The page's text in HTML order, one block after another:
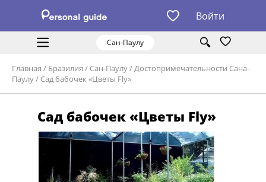
Войти
Сан-Паулу
Главная / Бразилия / Сан-Паулу/Достопримечательности Сана-
Паулу/ Сад бабочек «Цветы Fly»
Сад бабочек «Цветы Fly»